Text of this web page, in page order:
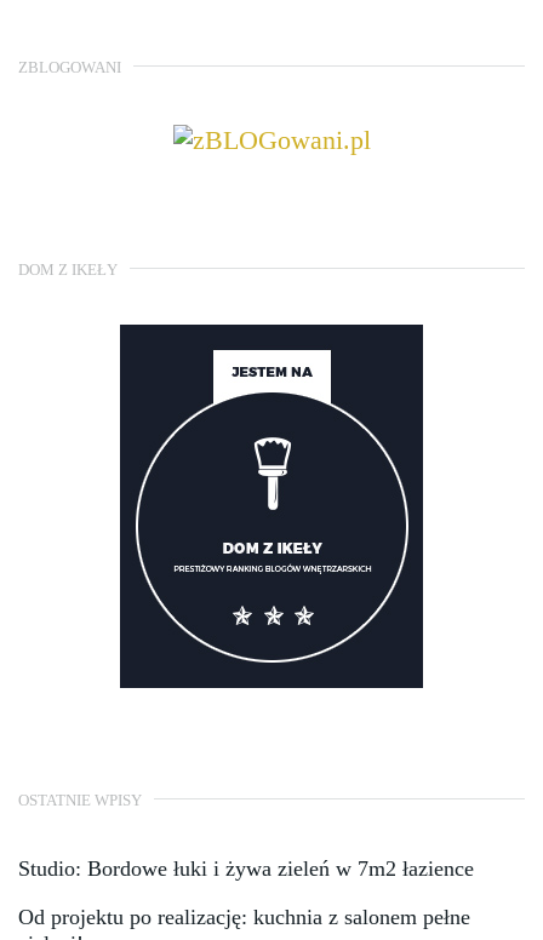
ZBLOGOWANI
DOM Z IKEŁY
OSTATNIE WPISY
Studio: Bordowe łuki i żywa zieleń w 7m2 łazience
Od projektu po realizację: kuchnia z salonem pełne